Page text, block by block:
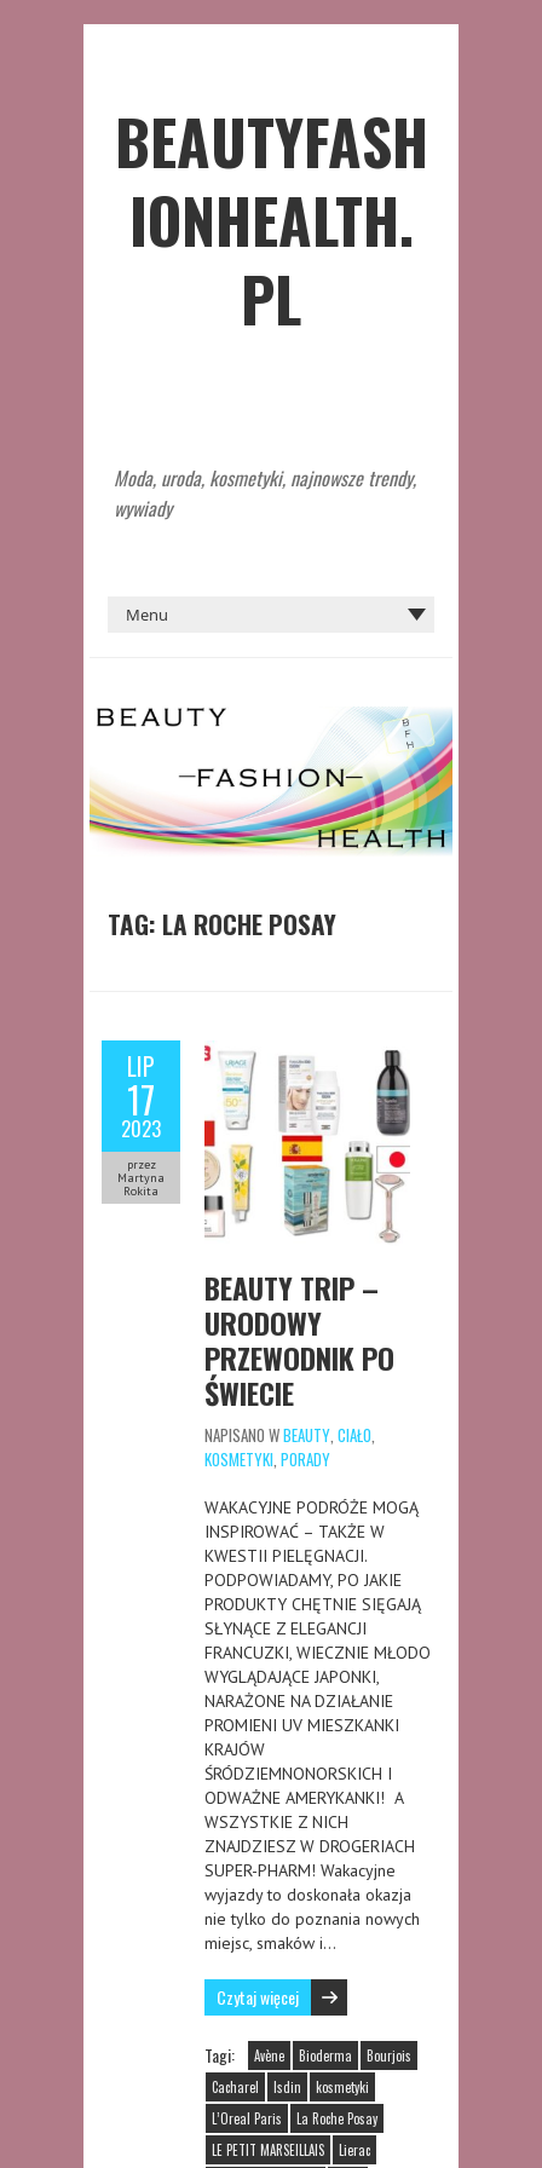
BEAUTYFASH
IONHEALTH.
PL
Moda, uroda, kosmetyki, najnowsze trendy,
wywiady
TAG: LA ROCHE POSAY
LIP
17
2023
przez
Martyna
Rokita
BEAUTY TRIP –
URODOWY
PRZEWODNIK PO
ŚWIECIE
NAPISANO WBEAUTY CIAŁO
KOSMETYKI PORADY
WAKACYJNE PODRÓŻE MOGĄ
INSPIROWAĆ – TAKŻE W
KWESTII PIELĘGNACJI.
PODPOWIADAMY, PO JAKIE
PRODUKTY CHĘTNIE SIĘGAJĄ
SŁYNĄCE Z ELEGANCJI
FRANCUZKI, WIECZNIE MŁODO
WYGLĄDAJĄCE JAPONKI,
NARAŻONE NA DZIAŁANIE
PROMIENI UV MIESZKANKI
KRAJÓW
ŚRÓDZIEMNONORSKICH I
ODWAŻNE AMERYKANKI! A
WSZYSTKIE Z NICH
ZNAJDZIESZ W DROGERIACH
SUPER-PHARM! Wakacyjne
wyjazdy to doskonała okazja
nie tylko do poznania nowych
miejsc, smaków i…
Czytaj więcej
Tagi: Avène Bioderma
Bourjois
Cacharel
Isdin
kosmetyki
L’Oreal Paris
La Roche Posay
LE PETIT MARSEILLAIS
Lierac